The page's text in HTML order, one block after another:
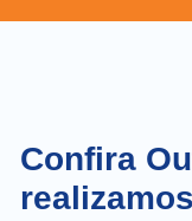
Confira